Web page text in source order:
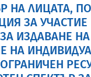
НА ЛИЦАТА,
ЗА УЧАСТИЕ
ИЗДАВАНЕ
НА